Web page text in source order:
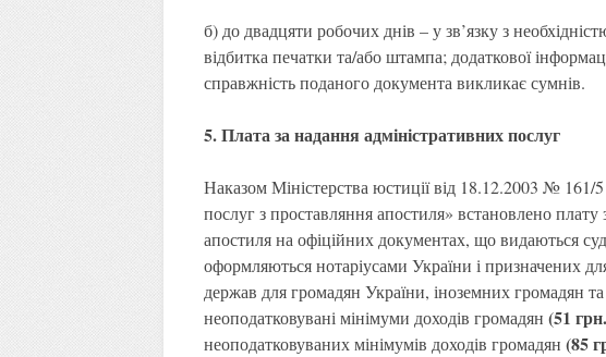
б) до двадцяти робочих днів – у зв’язку з
відбитка печатки та/або штампа; додаткової
справжність поданого документа викликає сумнів.
5. Плата за надання адміністративних послуг
Наказом Міністерства юстиції від 18.12.2003 № 161/
послуг з проставляння апостиля» встановлено
апостиля на офіційних документах, що видаються
оформляються нотаріусами України і призначених
держав для громадян України, іноземних громадян та
неоподатковувані мінімуми доходів громадян (51
неоподатковуваних мінімумів доходів громадян (85